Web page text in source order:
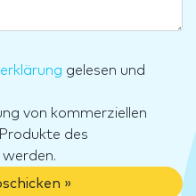
gelesen und
von kommerziellen
des
»